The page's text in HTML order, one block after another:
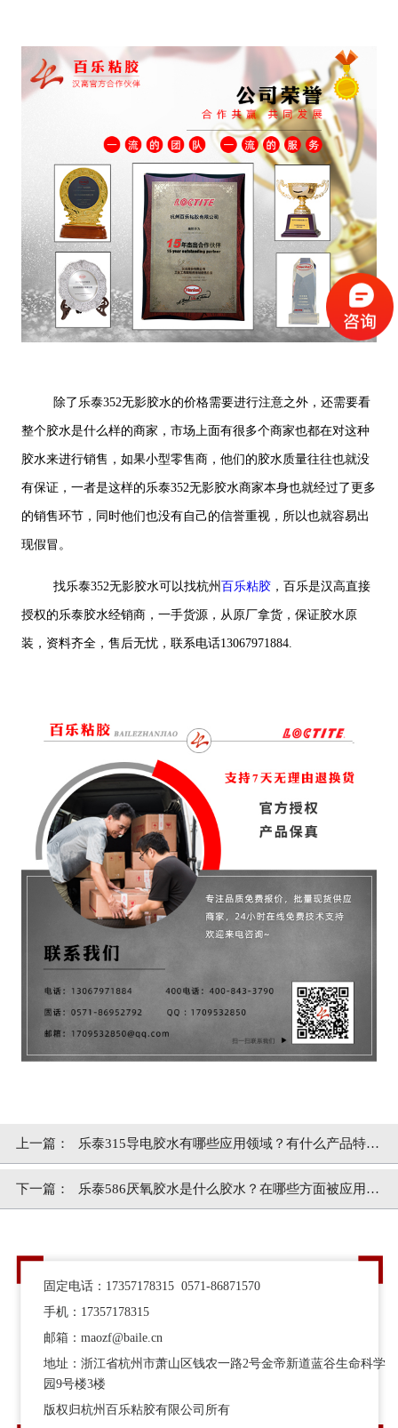
除了乐泰352无影胶水的价格需要进行注意之外，还需要看
整个胶水是什么样的商家，市场上面有很多个商家也都在对这种
胶水来进行销售，如果小型零售商，他们的胶水质量往往也就没
有保证，一者是这样的乐泰352无影胶水商家本身也就经过了更多
的销售环节，同时他们也没有自己的信誉重视，所以也就容易出
现假冒。
找乐泰352无影胶水可以找杭州 百乐粘胶，百乐是汉高直接
授权的乐泰胶水经销商，一手货源，从原厂拿货，保证胶水原
装，资料齐全，售后无忧，联系电话13067971884.
上一篇： 乐泰315导电胶水有哪些应用领域？有什么产品特
点？[百乐粘胶]
下一篇： 乐泰586厌氧胶水是什么胶水？在哪些方面被应用？
固定电话：17357178315 0571-86871570
手机：17357178315
邮箱：maozf@baile.cn
地址：浙江省杭州市萧山区钱农一路2号金帝新道蓝谷生命科学
园9号楼3楼
版权归杭州百乐粘胶有限公司所有